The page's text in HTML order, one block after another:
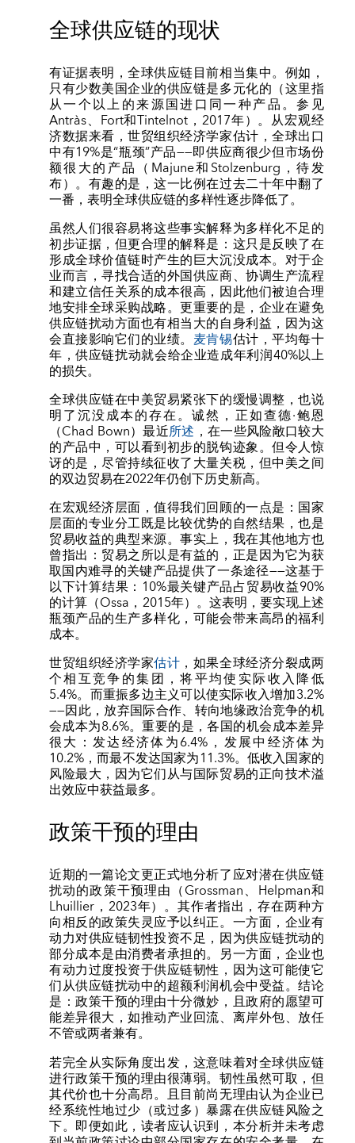
全球供应链的现状
有证据表明，全球供应链目前相当集中。例如，
只有少数美国企业的供应链是多元化的（这里指
从一个以上的来源国进口同一种产品。参见
Antràs、Fort和Tintelnot，2017年）。从宏观经
济数据来看，世贸组织经济学家估计，全球出口
中有19%是“瓶颈”产品——即供应商很少但市场份
额很大的产品（Majune和Stolzenburg，待发
布）。有趣的是，这一比例在过去二十年中翻了
一番，表明全球供应链的多样性逐步降低了。
虽然人们很容易将这些事实解释为多样化不足的
初步证据，但更合理的解释是：这只是反映了在
形成全球价值链时产生的巨大沉没成本。对于企
业而言，寻找合适的外国供应商、协调生产流程
和建立信任关系的成本很高，因此他们被迫合理
地安排全球采购战略。更重要的是，企业在避免
供应链扰动方面也有相当大的自身利益，因为这
会直接影响它们的业绩。 麦肯锡估计，平均每十
年，供应链扰动就会给企业造成年利润40%以上
的损失。
全球供应链在中美贸易紧张下的缓慢调整，也说
明了沉没成本的存在。诚然，正如查德·鲍恩
（Chad Bown）最近所述 ，在一些风险敞口较大
的产品中，可以看到初步的脱钩迹象。但令人惊
讶的是，尽管持续征收了大量关税，但中美之间
的双边贸易在2022年仍创下历史新高。
在宏观经济层面，值得我们回顾的一点是：国家
层面的专业分工既是比较优势的自然结果，也是
贸易收益的典型来源。事实上，我在其他地方也
曾指出：贸易之所以是有益的，正是因为它为获
取国内难寻的关键产品提供了一条途径——这基于
以下计算结果：10%最关键产品占贸易收益90%
的计算（Ossa，2015年）。这表明，要实现上述
瓶颈产品的生产多样化，可能会带来高昂的福利
成本。
世贸组织经济学家估计 ，如果全球经济分裂成两
个相互竞争的集团，将平均使实际收入降低
5.4%。而重振多边主义可以使实际收入增加3.2%
——因此，放弃国际合作、转向地缘政治竞争的机
会成本为8.6%。重要的是，各国的机会成本差异
很大：发达经济体为6.4%，发展中经济体为
10.2%，而最不发达国家为11.3%。低收入国家的
风险最大，因为它们从与国际贸易的正向技术溢
出效应中获益最多。
政策干预的理由
近期的一篇论文更正式地分析了应对潜在供应链
扰动的政策干预理由（Grossman、Helpman和
Lhuillier，2023年）。其作者指出，存在两种方
向相反的政策失灵应予以纠正。一方面，企业有
动力对供应链韧性投资不足，因为供应链扰动的
部分成本是由消费者承担的。另一方面，企业也
有动力过度投资于供应链韧性，因为这可能使它
们从供应链扰动中的超额利润机会中受益。结论
是：政策干预的理由十分微妙，且政府的愿望可
能差异很大，如推动产业回流、离岸外包、放任
不管或两者兼有。
若完全从实际角度出发，这意味着对全球供应链
进行政策干预的理由很薄弱。韧性虽然可取，但
其代价也十分高昂。且目前尚无理由认为企业已
经系统性地过少（或过多）暴露在供应链风险之
下。即便如此，读者应认识到，本分析并未考虑